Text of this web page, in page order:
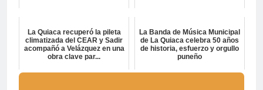
La Quiaca recuperó la pileta
climatizada del CEAR y Sadir
acompañó a Velázquez en una
obra clave par...
La Banda de Música Municipal
de La Quiaca celebra 50 años
de historia, esfuerzo y orgullo
puneño